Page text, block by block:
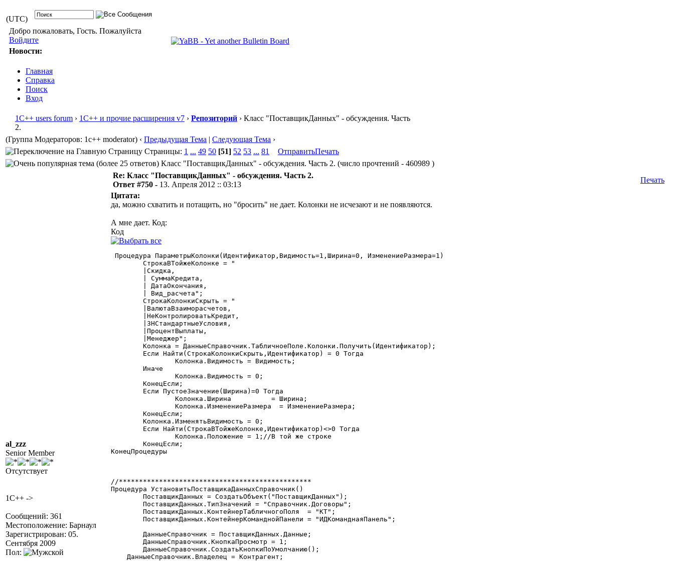
(UTC)
Добро пожаловать, Гость. Пожалуйста
Войдите
Новости:
Главная
Справка
Поиск
Вход
1С++ users forum › 1С++ и прочие расширения v7 › Репозиторий › Класс "ПоставщикДанных" - обсуждения. Часть
2.
(Группа Модераторов: 1c++ moderator) ‹ Предыдущая Тема | Следующая Тема ›
Страницы: 1 ... 49 50 [51] 52 53 ... 81 ОтправитьПечать
Класс "ПоставщикДанных" - обсуждения. Часть 2. (число прочтений - 460989 )
al_zzz
Senior Member
Отсутствует
1C++ ->
Сообщений: 361
Местоположение: Барнаул
Зарегистрирован: 05.
Сентября 2009
Пол:
Re: Класс "ПоставщикДанных" - обсуждения. Часть 2.
Ответ #750 - 13. Апреля 2012 :: 03:13
Печать
Цитата:
да, можно схватить и потащить, но "бросить" не дает. Колонки не исчезают и не появляются.
А мне дает. Код:
Код
Процедура ПараметрыКолонки(Идентификатор,Видимость=1,Ширина=0, ИзменениеРазмера=1)
КонецПроцедуры
//************************************************
Процедура УстановитьПоставщикаДанныхСправочник()
    ДанныеСправочник.Владелец = Контрагент;